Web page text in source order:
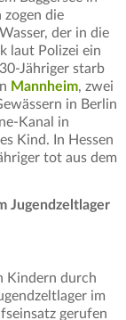
zogen die
der in die
laut Polizei ein
Jähriger starb
Mannheim, zwei
in Berlin
Kanal in
Kind. In Hessen
tot aus dem
Jugendzeltlager
Kindern durch
im
gerufen